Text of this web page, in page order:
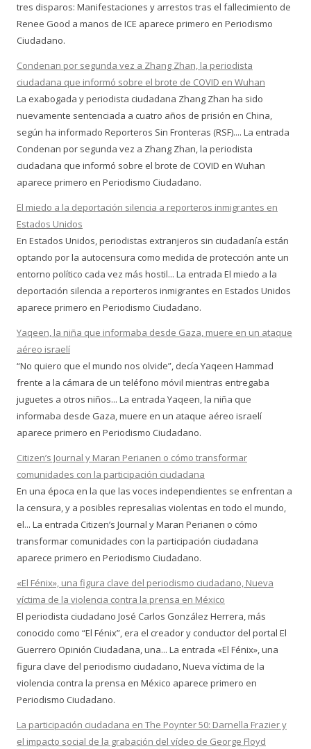
tres disparos: Manifestaciones y arrestos tras el fallecimiento de
Renee Good a manos de ICE aparece primero en Periodismo
Ciudadano.
Condenan por segunda vez a Zhang Zhan, la periodista
ciudadana que informó sobre el brote de COVID en Wuhan
La exabogada y periodista ciudadana Zhang Zhan ha sido
nuevamente sentenciada a cuatro años de prisión en China,
según ha informado Reporteros Sin Fronteras (RSF).... La entrada
Condenan por segunda vez a Zhang Zhan, la periodista
ciudadana que informó sobre el brote de COVID en Wuhan
aparece primero en Periodismo Ciudadano.
El miedo a la deportación silencia a reporteros inmigrantes en
Estados Unidos
En Estados Unidos, periodistas extranjeros sin ciudadanía están
optando por la autocensura como medida de protección ante un
entorno político cada vez más hostil... La entrada El miedo a la
deportación silencia a reporteros inmigrantes en Estados Unidos
aparece primero en Periodismo Ciudadano.
Yaqeen, la niña que informaba desde Gaza, muere en un ataque
aéreo israelí
“No quiero que el mundo nos olvide”, decía Yaqeen Hammad
frente a la cámara de un teléfono móvil mientras entregaba
juguetes a otros niños... La entrada Yaqeen, la niña que
informaba desde Gaza, muere en un ataque aéreo israelí
aparece primero en Periodismo Ciudadano.
Citizen’s Journal y Maran Perianen o cómo transformar
comunidades con la participación ciudadana
En una época en la que las voces independientes se enfrentan a
la censura, y a posibles represalias violentas en todo el mundo,
el... La entrada Citizen’s Journal y Maran Perianen o cómo
transformar comunidades con la participación ciudadana
aparece primero en Periodismo Ciudadano.
«El Fénix», una figura clave del periodismo ciudadano, Nueva
víctima de la violencia contra la prensa en México
El periodista ciudadano José Carlos González Herrera, más
conocido como “El Fénix”, era el creador y conductor del portal El
Guerrero Opinión Ciudadana, una... La entrada «El Fénix», una
figura clave del periodismo ciudadano, Nueva víctima de la
violencia contra la prensa en México aparece primero en
Periodismo Ciudadano.
La participación ciudadana en The Poynter 50: Darnella Frazier y
el impacto social de la grabación del vídeo de George Floyd